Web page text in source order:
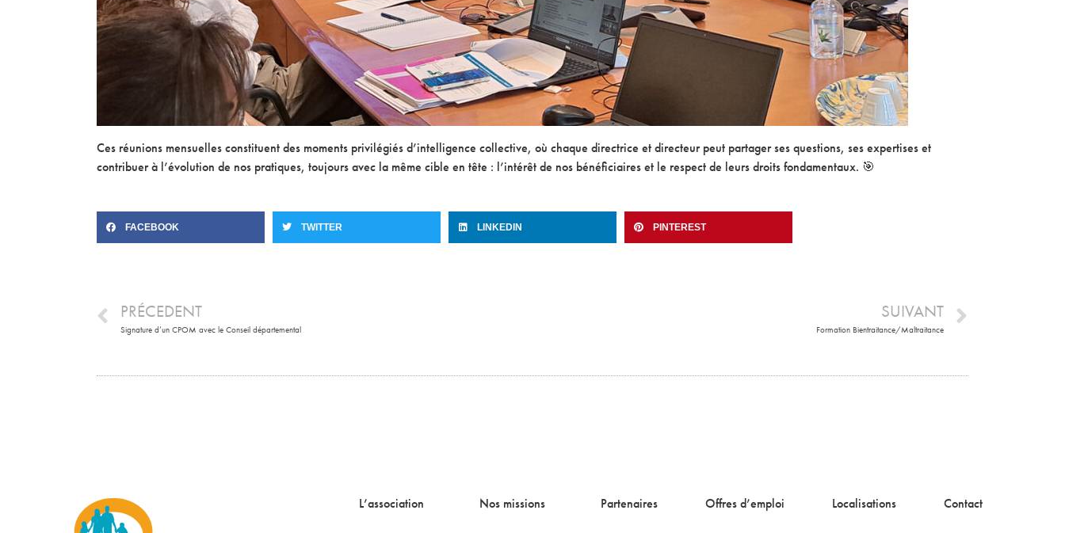
Ces réunions mensuelles constituent des moments privilégiés d’intelligence collective, où chaque directrice et directeur peut partager ses questions, ses expertises et
contribuer à l’évolution de nos pratiques, toujours avec la même cible en tête : l’intérêt de nos bénéficiaires et le respect de leurs droits fondamentaux. 🎯
FACEBOOK TWITTER LINKEDIN PINTEREST
PRÉCEDENT
Signature d’un CPOM avec le Conseil départemental
SUIVANT
Formation Bientraitance/Maltraitance
L’association Nos missions Partenaires Offres d’emploi Localisations Contact